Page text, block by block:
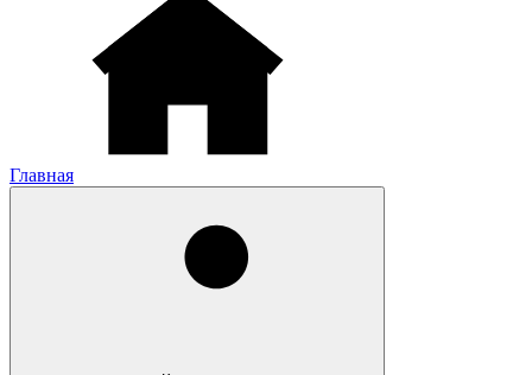
Главная